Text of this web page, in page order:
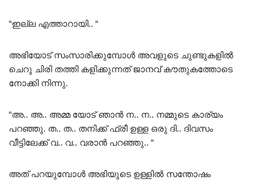
“ഇല്ല എത്താറായി.. “
അഭിയോട് സംസാരിക്കുമ്പോൾ അവളുടെ ചുണ്ടുകളിൽ
ചെറു ചിരി തത്തി കളിക്കുന്നത് ജാനവ് കൗതുകത്തോടെ
നോക്കി നിന്നു.
“അ.. അ.. അമ്മ യോട് ഞാൻ ന.. ന.. നമ്മുടെ കാര്യം
പറഞ്ഞു. ത.. ത.. തനിക്ക് ഫ്രീ ഉള്ള ഒരു ദി.. ദിവസം
വീട്ടിലേക്ക് വ.. വ.. വരാൻ പറഞ്ഞു.. “
അത് പറയുമ്പോൾ അഭിയുടെ ഉള്ളിൽ സന്തോഷം